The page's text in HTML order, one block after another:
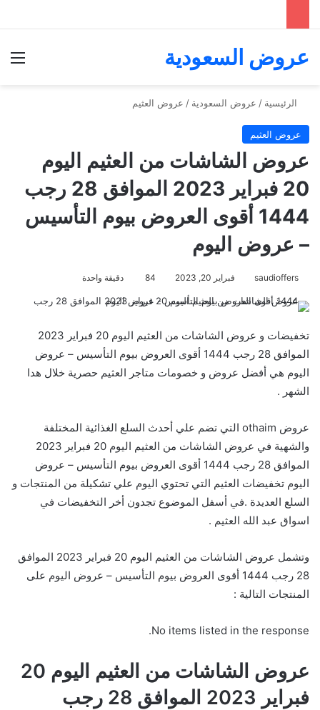
عروض السعودية
الرئيسية / عروض السعودية / عروض العثيم
عروض العثيم
عروض الشاشات من العثيم اليوم
20 فبراير 2023 الموافق 28 رجب
1444 أقوى العروض بيوم التأسيس
– عروض اليوم
saudioffers فبراير 20, 2023 84 دقيقة واحدة
تخفيضات و عروض الشاشات من العثيم اليوم 20 فبراير 2023
الموافق 28 رجب 1444 أقوى العروض بيوم التأسيس – عروض
اليوم هي أفضل عروض و خصومات متاجر العثيم حصرية خلال هدا
الشهر .
عروض othaim التي تضم علي أحدث السلع الغذائية المختلفة
والشهية في عروض الشاشات من العثيم اليوم 20 فبراير 2023
الموافق 28 رجب 1444 أقوى العروض بيوم التأسيس – عروض
اليوم تخفيضات العثيم التي تحتوي اليوم علي تشكيلة من المنتجات و
السلع العديدة .في أسفل الموضوع تجدون أخر التخفيضات في
اسواق عبد الله العثيم .
وتشمل عروض الشاشات من العثيم اليوم 20 فبراير 2023 الموافق
28 رجب 1444 أقوى العروض بيوم التأسيس – عروض اليوم على
المنتجات التالية :
No items listed in the response.
عروض الشاشات من العثيم اليوم 20
فبراير 2023 الموافق 28 رجب